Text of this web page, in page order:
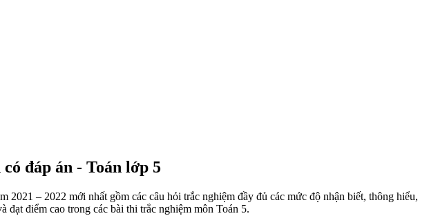
đáp án - Toán lớp 5
– 2022 mới nhất gồm các câu hỏi trắc nghiệm đầy đủ các mức độ nhận biết, thông hiểu,
điểm cao trong các bài thi trắc nghiệm môn Toán 5.